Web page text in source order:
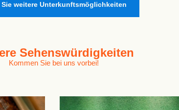
Sie weitere Unterkunftsmöglichkeiten
Sehenswürdigkeiten
Kommen Sie bei uns vorbei!